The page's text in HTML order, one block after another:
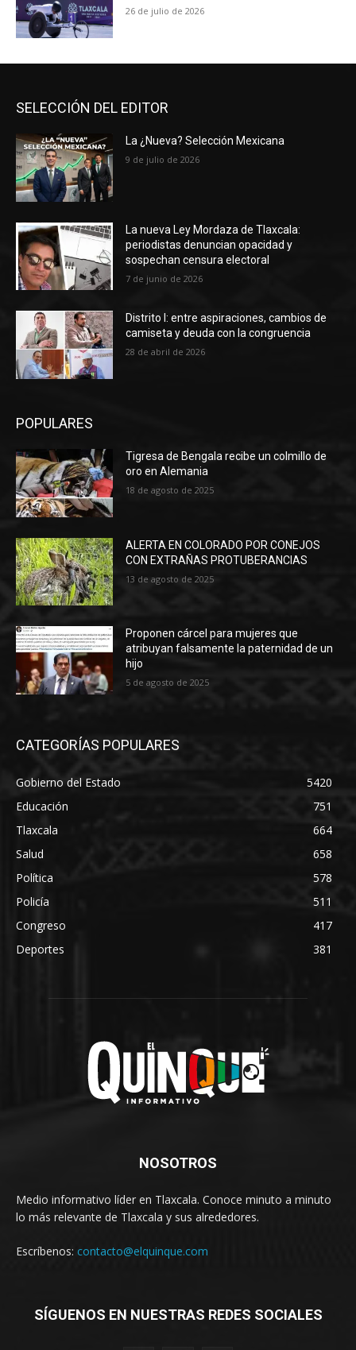
26 de julio de 2026
SELECCIÓN DEL EDITOR
La ¿Nueva? Selección Mexicana
9 de julio de 2026
La nueva Ley Mordaza de Tlaxcala:
periodistas denuncian opacidad y
sospechan censura electoral
7 de junio de 2026
Distrito I: entre aspiraciones, cambios de
camiseta y deuda con la congruencia
28 de abril de 2026
POPULARES
Tigresa de Bengala recibe un colmillo de
oro en Alemania
18 de agosto de 2025
ALERTA EN COLORADO POR CONEJOS
CON EXTRAÑAS PROTUBERANCIAS
13 de agosto de 2025
Proponen cárcel para mujeres que
atribuyan falsamente la paternidad de un
hijo
5 de agosto de 2025
CATEGORÍAS POPULARES
Gobierno del Estado
5420
Educación
751
Tlaxcala
664
Salud
658
Política
578
Policía
511
Congreso
417
Deportes
381
NOSOTROS
Medio informativo líder en Tlaxcala. Conoce minuto a minuto
lo más relevante de Tlaxcala y sus alrededores.
Escríbenos: contacto@elquinque.com
SÍGUENOS EN NUESTRAS REDES SOCIALES